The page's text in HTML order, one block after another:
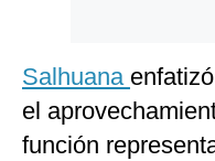
Salhuana
el
función